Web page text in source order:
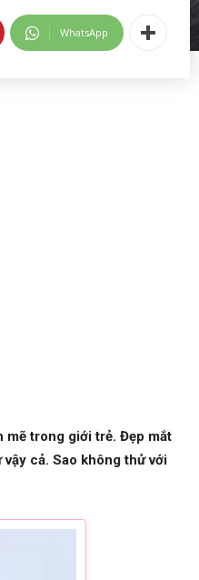
WhatsApp
mẽ trong giới trẻ. Đẹp mắt
cả. Sao không thử với